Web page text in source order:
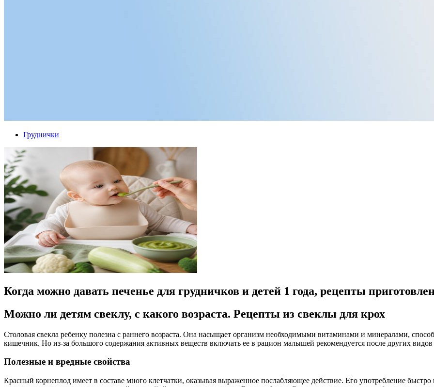
Груднички
Когда можно давать печенье для грудничков и детей 1 года, рецепты
Можно ли детям свеклу, с какого возраста. Рецепты из свеклы для крох
Столовая свекла ребенку полезна с раннего возраста. Она насыщает организм необходимыми витаминами и минералами,
кишечник. Но из-за большого содержания активных веществ включать ее в рацион малышей рекомендуется после других
Полезные и вредные свойства
Красный корнеплод имеет в составе много клетчатки, оказывая выраженное послабляющее действие. Его употребление быстро